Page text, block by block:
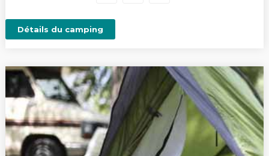
Détails du camping